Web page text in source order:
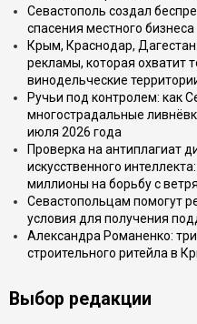
Севастополь создал
спасения местного бизнеса
Крым, Краснодар,
рекламы, которая охватит
винодельческие
Ручьи под контролем: как
многострадальные
июля 2026 года
Проверка на антиплагиат
искусственного
миллионы на борьбу с
Севастопольцам помогут
условия для получения
Александра Романенко:
строительного ритейла в
Выбор редакции